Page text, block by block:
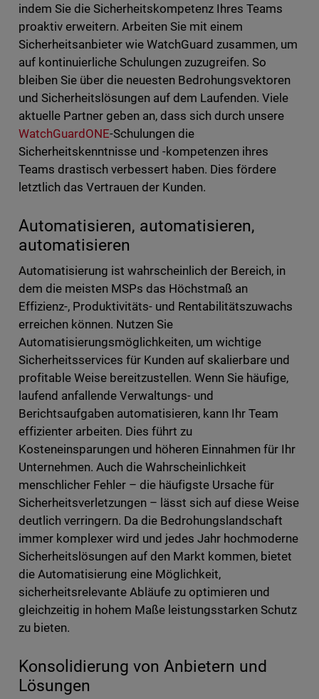
indem Sie die Sicherheitskompetenz Ihres Teams
proaktiv erweitern. Arbeiten Sie mit einem
Sicherheitsanbieter wie WatchGuard zusammen, um
auf kontinuierliche Schulungen zuzugreifen. So
bleiben Sie über die neuesten Bedrohungsvektoren
und Sicherheitslösungen auf dem Laufenden. Viele
aktuelle Partner geben an, dass sich durch unsere
WatchGuardONE-Schulungen die
Sicherheitskenntnisse und -kompetenzen ihres
Teams drastisch verbessert haben. Dies fördere
letztlich das Vertrauen der Kunden.
Automatisieren, automatisieren,
automatisieren
Automatisierung ist wahrscheinlich der Bereich, in
dem die meisten MSPs das Höchstmaß an
Effizienz-, Produktivitäts- und Rentabilitätszuwachs
erreichen können. Nutzen Sie
Automatisierungsmöglichkeiten, um wichtige
Sicherheitsservices für Kunden auf skalierbare und
profitable Weise bereitzustellen. Wenn Sie häufige,
laufend anfallende Verwaltungs- und
Berichtsaufgaben automatisieren, kann Ihr Team
effizienter arbeiten. Dies führt zu
Kosteneinsparungen und höheren Einnahmen für Ihr
Unternehmen. Auch die Wahrscheinlichkeit
menschlicher Fehler – die häufigste Ursache für
Sicherheitsverletzungen – lässt sich auf diese Weise
deutlich verringern. Da die Bedrohungslandschaft
immer komplexer wird und jedes Jahr hochmoderne
Sicherheitslösungen auf den Markt kommen, bietet
die Automatisierung eine Möglichkeit,
sicherheitsrelevante Abläufe zu optimieren und
gleichzeitig in hohem Maße leistungsstarken Schutz
zu bieten.
Konsolidierung von Anbietern und
Lösungen